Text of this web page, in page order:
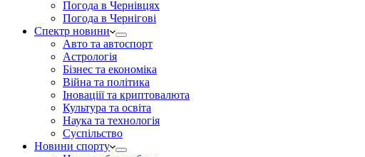
Погода в Чернівцях
Погода в Чернігові
Спектр новини
Авто та автоспорт
Астрологія
Бізнес та економіка
Війна та політика
Іноваціії та криптовалюта
Культура та освіта
Наука та технологія
Суспільство
Новини спорту